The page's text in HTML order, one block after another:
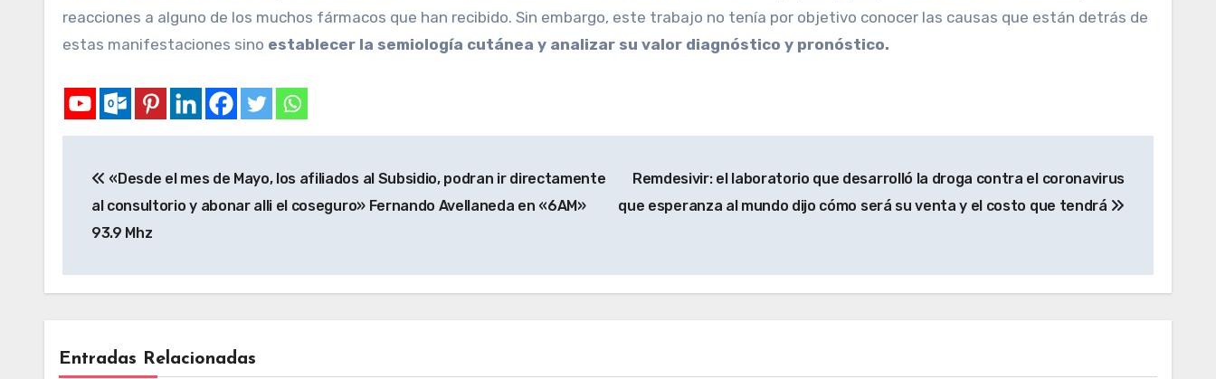
reacciones a alguno de los muchos fármacos que han recibido. Sin embargo, este trabajo no tenía por objetivo conocer las causas que están detrás de
estas manifestaciones sino establecer la semiología cutánea y analizar su valor diagnóstico y pronóstico.
«Desde el mes de Mayo, los afiliados al Subsidio, podran ir directamente
al consultorio y abonar alli el coseguro» Fernando Avellaneda en «6AM»
93.9 Mhz
Remdesivir: el laboratorio que desarrolló la droga contra el coronavirus
que esperanza al mundo dijo cómo será su venta y el costo que tendrá
Entradas Relacionadas